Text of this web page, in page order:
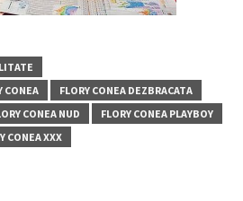
CONEA
FLORY CONEA DEZBRACATA
CONEA NUD
FLORY CONEA PLAYBOY
CONEA XXX